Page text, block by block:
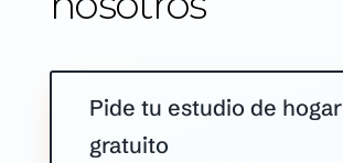
Pide tu estudio de hogar
gratuito